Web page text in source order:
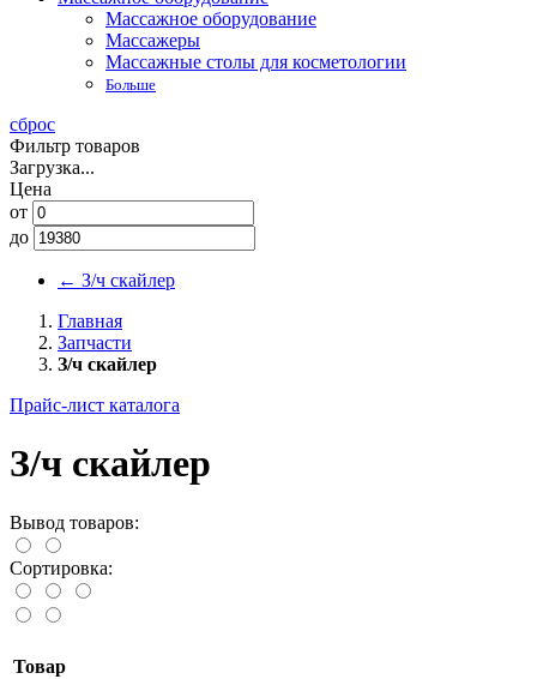
Массажное оборудование
Массажеры
Массажные столы для косметологии
Больше
сброс
Фильтр товаров
Загрузка...
Цена
от
до
← З/ч скайлер
Главная
Запчасти
З/ч скайлер
Прайс-лист каталога
З/ч скайлер
Вывод товаров:
Сортировка:
Товар